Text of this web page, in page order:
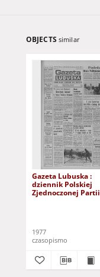
OBJECTS similar
Gazeta Lubuska :
dziennik Polskiej
Zjednoczonej Partii
1977
czasopismo